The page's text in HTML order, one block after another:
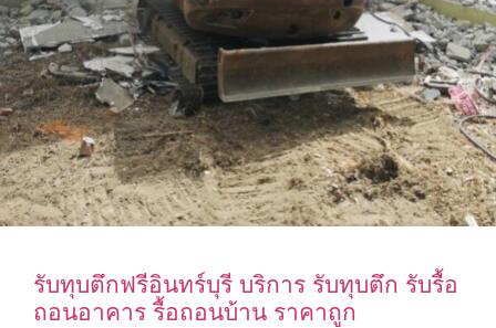
รับทุบตึกฟรีอินทร์บุรี บริการ รับทุบตึก รับรื้อ
ถอนอาคาร รื้อถอนบ้าน ราคาถูก